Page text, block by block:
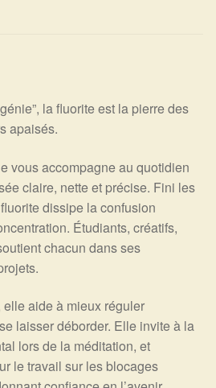
la fluorite est la pierre des
apaisés.
vous accompagne au quotidien
claire, nette et précise. Fini les
dissipe la confusion
Étudiants, créatifs,
chacun dans ses
aide à mieux réguler
laisser déborder. Elle invite à la
lors de la méditation, et
le travail sur les blocages